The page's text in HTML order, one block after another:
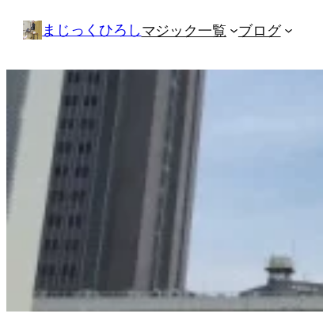
キ
ッ
プ
まじっくひろしマジック一覧 ブログ